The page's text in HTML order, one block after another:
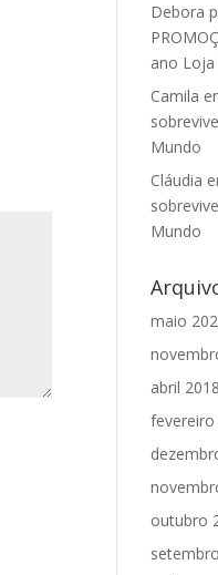
Debora
ano Loja
Camila
Mundo
Cláudia
Mundo
maio
abril 2018
fevereiro
outubro